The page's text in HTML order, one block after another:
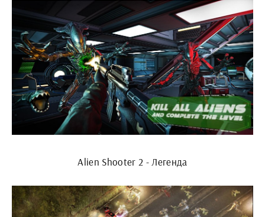
Alien Shooter 2 - Легенда